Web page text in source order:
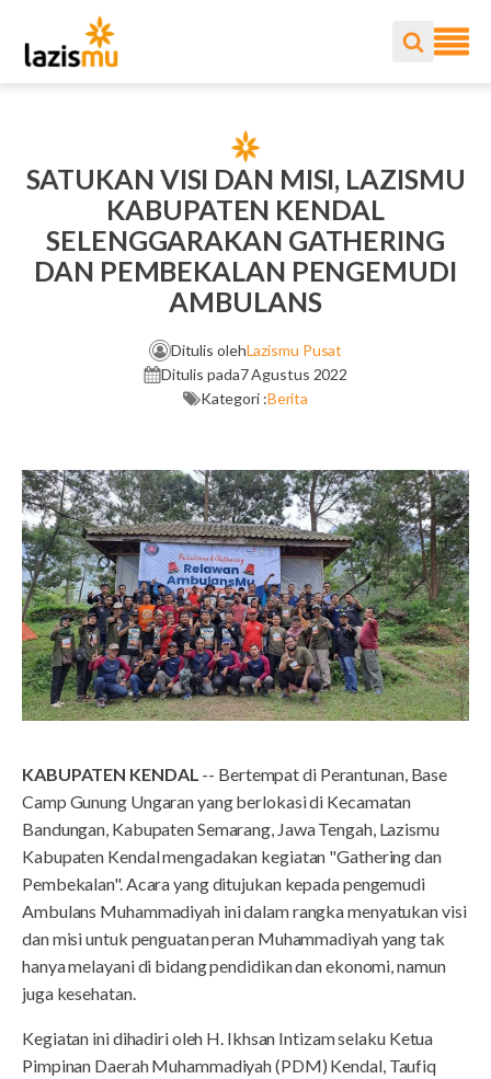
SATUKAN VISI DAN MISI, LAZISMU
KABUPATEN KENDAL
SELENGGARAKAN GATHERING
DAN PEMBEKALAN PENGEMUDI
AMBULANS
Ditulis olehLazismu Pusat
Ditulis pada7 Agustus 2022
Kategori :Berita
KABUPATEN KENDAL -- Bertempat di Perantunan, Base
Camp Gunung Ungaran yang berlokasi di Kecamatan
Bandungan, Kabupaten Semarang, Jawa Tengah, Lazismu
Kabupaten Kendal mengadakan kegiatan "Gathering dan
Pembekalan". Acara yang ditujukan kepada pengemudi
Ambulans Muhammadiyah ini dalam rangka menyatukan visi
dan misi untuk penguatan peran Muhammadiyah yang tak
hanya melayani di bidang pendidikan dan ekonomi, namun
juga kesehatan.
Kegiatan ini dihadiri oleh H. Ikhsan Intizam selaku Ketua
Pimpinan Daerah Muhammadiyah (PDM) Kendal, Taufiq